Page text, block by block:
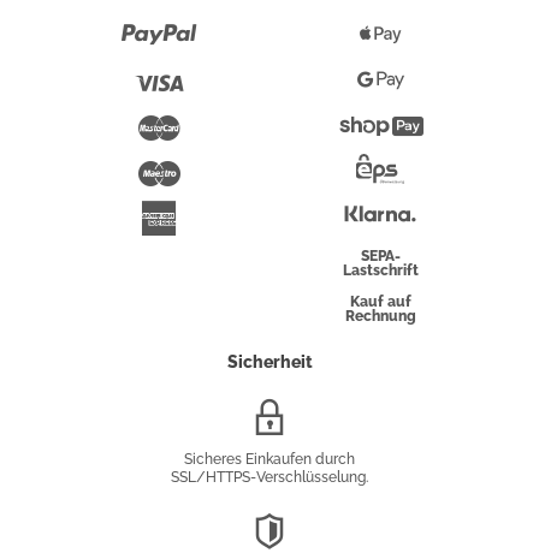
Maestro
Pay
Google
Pay
Überweisung
SEPA-
Lastschrift
Kauf auf
Rechnung
Sicherheit
Sicheres Einkaufen durch
SSL/HTTPS-Verschlüsselung.